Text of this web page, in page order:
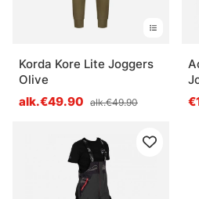
Korda Kore Lite Joggers
Olive
alk.€49.90 alk.€49.90